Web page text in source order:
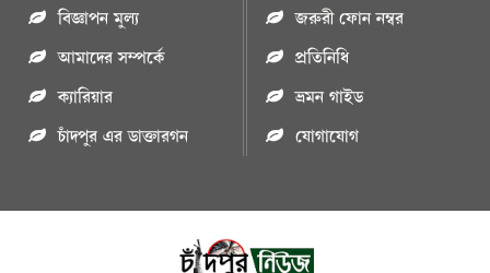
বিজ্ঞাপন মুল্য
আমাদের সম্পর্কে
ক্যারিয়ার
চাঁদপুর এর ডাক্তারগন
জরুরী ফোন নম্বর
প্রতিনিধি
ভ্রমন গাইড
যোগাযোগ